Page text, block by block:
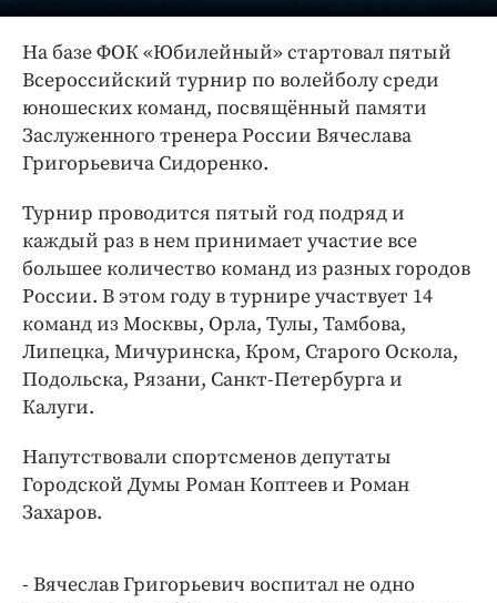
Спорт
Экономика и бизнес
ПРОЕКТЫ
Блоги
Издания
Интересное чтиво
Клиника года
Бренд года
Работодатель года
На базе ФОК «Юбилейный» стартовал пятый
Всероссийский турнир по волейболу среди
юношеских команд, посвящённый памяти
Заслуженного тренера России Вячеслава
Григорьевича Сидоренко.
Турнир проводится пятый год подряд и
каждый раз в нем принимает участие все
большее количество команд из разных городов
России. В этом году в турнире участвует 14
команд из Москвы, Орла, Тулы, Тамбова,
Липецка, Мичуринска, Кром, Старого Оскола,
Подольска, Рязани, Санкт-Петербурга и
Калуги.
Напутствовали спортсменов депутаты
Городской Думы Роман Коптеев и Роман
Захаров.
- Вячеслав Григорьевич воспитал не одно